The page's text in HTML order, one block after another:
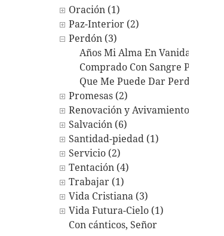
Oración (1)
Paz-Interior (2)
Perdón (3)
Años Mi Alma En Vanidad Vivió
Comprado Con Sangre Por Cristo
Que Me Puede Dar Perdón
Promesas (2)
Renovación y Avivamiento (1)
Salvación (6)
Santidad-piedad (1)
Servicio (2)
Tentación (4)
Trabajar (1)
Vida Cristiana (3)
Vida Futura-Cielo (1)
Con cánticos, Señor